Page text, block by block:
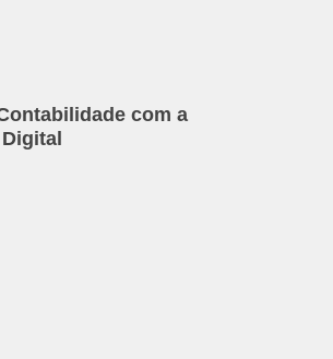
com a